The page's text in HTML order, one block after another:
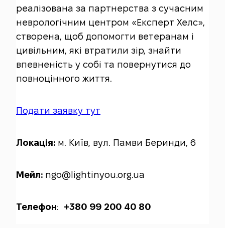
реалізована за партнерства з сучасним
неврологічним центром «Експерт Хелс»,
створена, щоб допомогти ветеранам і
цивільним, які втратили зір, знайти
впевненість у собі та повернутися до
повноцінного життя.
Подати заявку тут
Локація: м. Київ, вул. Памви Беринди, 6
Мейл: ngo@lightinyou.org.ua
Телефон: +380 99 200 40 80